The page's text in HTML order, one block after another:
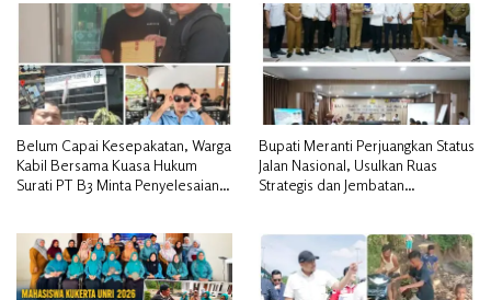
Belum Capai Kesepakatan, Warga
Kabil Bersama Kuasa Hukum
Surati PT B3 Minta Penyelesaian
Bupati Meranti Perjuangkan Status
Jalan Nasional, Usulkan Ruas
Strategis dan Jembatan